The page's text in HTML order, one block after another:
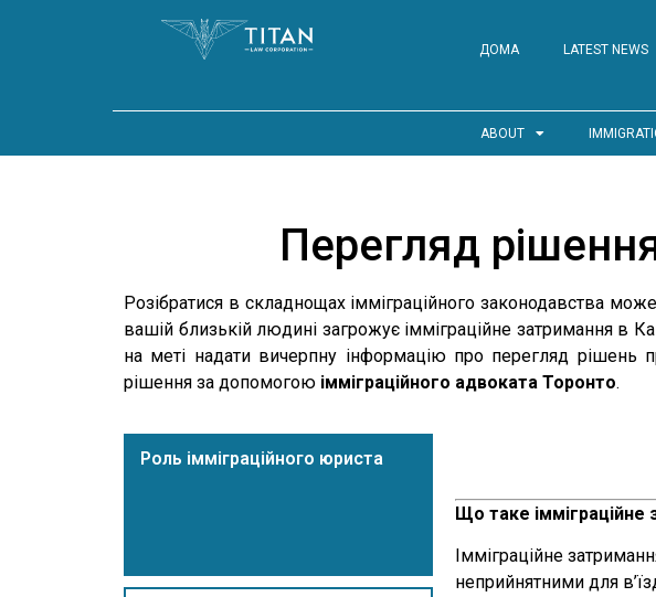
ДОМА LATEST NEWS
ABOUT
Перегляд
Розібратися в складнощах імміграційного законодавства
вашій близькій людині загрожує імміграційне затримання в
на меті надати вичерпну інформацію про перегляд рішень
рішення за допомогою імміграційного адвоката Торонто.
Роль імміграційного юриста
Що таке імміграційне
Імміграційне
неприйнятними для